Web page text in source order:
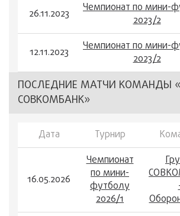
26.11.2023
Чемпионат по мини-
2023/2
12.11.2023
Чемпионат по мини-
2023/2
ПОСЛЕДНИЕ МАТЧИ КОМАНДЫ
СОВКОМБАНК»
Дата Турнир
16.05.2026
Чемпионат
по мини-
футболу
2026/1